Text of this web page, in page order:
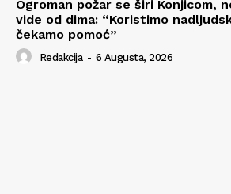
Ogroman požar se širi Konjicom,
vide od dima: “Koristimo
čekamo pomoć”
Redakcija - 6 Augusta, 2026